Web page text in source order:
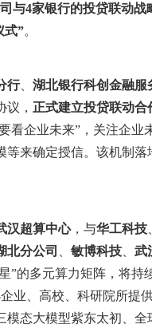
与4家银行的投贷联动
式”。
行、 湖北银行科创金融服
， 正式建立投贷联动合
看企业未来”，关注企业
来确定授信。该机制
汉超算中心，与华工科技
北分公司 敏博科技 武
”的多元算力矩阵，将持
业、高校、科研院所提
态大模型紫东太初、全